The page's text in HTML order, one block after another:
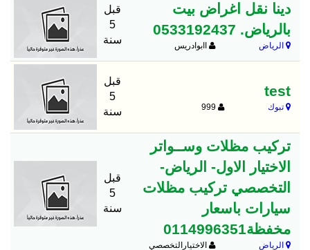
دينا نقل اغراض بيت
بالرياض. 0533192437
الرياض اابوادريس
قبل
5
سنة
test
تبوك 999
قبل
5
سنة
تركيب مظلات وســواتر
الاختيار الاول- الرياض-
التخصصي تركيب مظلات
سيارات باسعار
مخفظة0114996351
الرياض الاختيارالتخصصي
قبل
5
سنة